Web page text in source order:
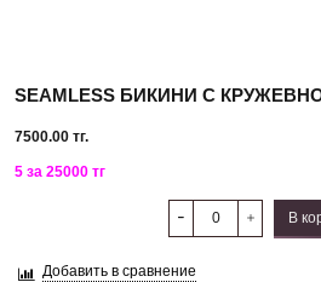
SEAMLESS БИКИНИ С
7500.00 тг.
5 за 25000 тг
В
Добавить в сравнение